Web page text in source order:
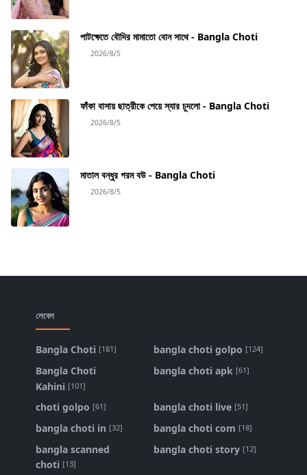
পাটক্ষেতে বৌদির মামাতো বোন সাথে - Bangla Choti
2026/8/5
ফাঁকা বাসায় ছাত্রীকে পেয়ে স্যার চুদলো - Bangla Choti
2026/8/5
মাতাল বন্ধুর গরম বউ - Bangla Choti
2026/8/5
লেবেল
Bangla Choti [181] bangla choti golpo [124]
Bangla Choti
Kahini [101]
bangla choti apk [61]
choti golpo [61] bangla choti live [51]
bangla choti in [32] bangla choti com [18]
bangla scanned
choti [13]
bangla choti story [12]